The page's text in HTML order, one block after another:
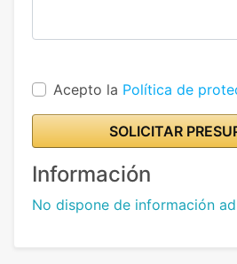
Acepto la Política de
SOLICITAR
Información
No dispone de información